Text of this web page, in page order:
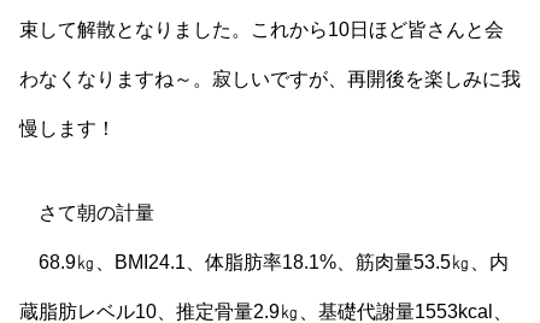
束して解散となりました。これから10日ほど皆さんと会
わなくなりますね～。寂しいですが、再開後を楽しみに我
慢します！
さて朝の計量
68.9㎏、BMI24.1、体脂肪率18.1%、筋肉量53.5㎏、内
蔵脂肪レベル10、推定骨量2.9㎏、基礎代謝量1553kcal、